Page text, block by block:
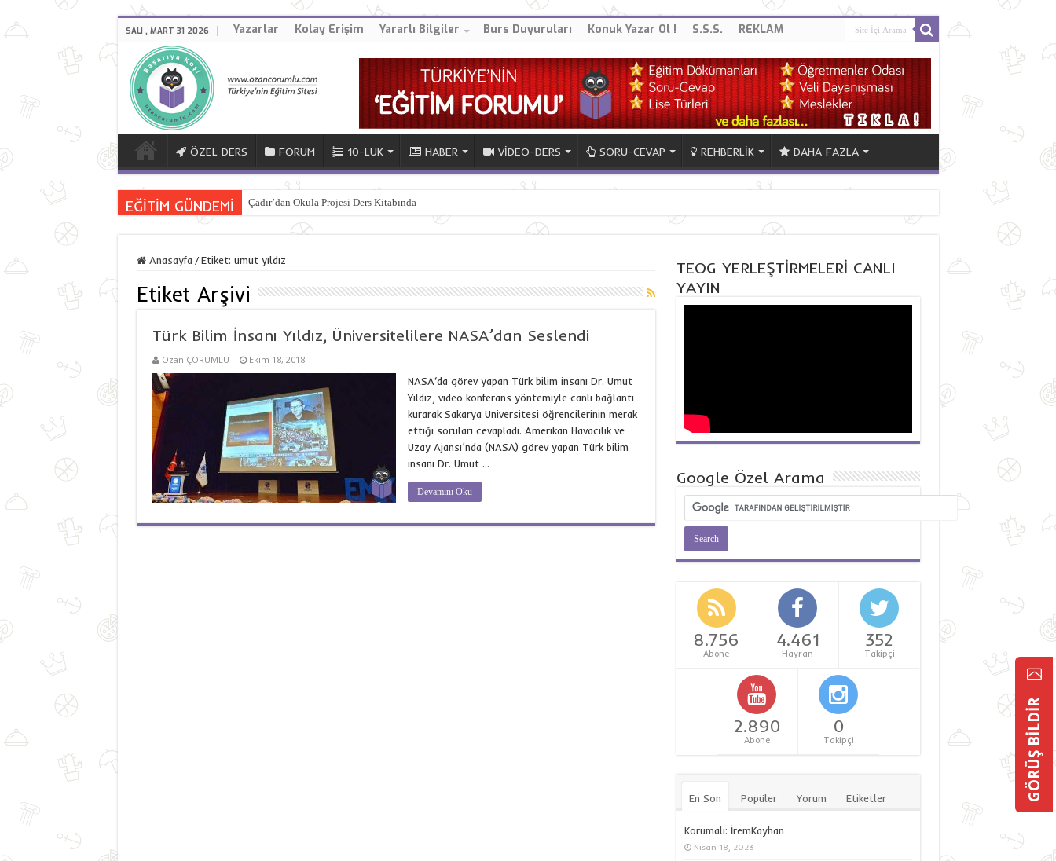
SALI , MART 31 2026 Yazarlar Kolay Erişim Yararlı Bilgiler Burs Duyuruları Konuk Yazar Ol ! S.S.S. REKLAM
ÖZEL DERS FORUM 10-LUK HABER VİDEO-DERS SORU-CEVAP REHBERLİK DAHA FAZLA
EĞİTİM GÜNDEMİ Çadır’dan Okula Projesi Ders Kitabında
Anasayfa / Etiket: umut yıldız
Etiket Arşivi
Türk Bilim İnsanı Yıldız, Üniversitelilere NASA’dan Seslendi
Ozan ÇORUMLU Ekim 18, 2018
NASA‘da görev yapan Türk bilim insanı Dr. Umut
Yıldız, video konferans yöntemiyle canlı bağlantı
kurarak Sakarya Üniversitesi öğrencilerinin merak
ettiği soruları cevapladı. Amerikan Havacılık ve
Uzay Ajansı’nda (NASA) görev yapan Türk bilim
insanı Dr. Umut …
Devamını Oku
TEOG YERLEŞTİRMELERİ CANLI
YAYIN
Google Özel Arama
8.756
Abone
4.461
Hayran
352
Takipçi
2.890
Abone
0
Takipçi
En Son Popüler Yorum Etiketler
Korumalı: İremKayhan
Nisan 18, 2023
GÖRÜŞ BİLDİR